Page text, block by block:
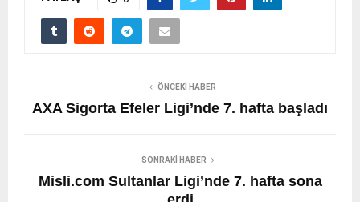
ÖNCEKI HABER
AXA Sigorta Efeler Ligi’nde 7. hafta başladı
SONRAKI HABER
Misli.com Sultanlar Ligi’nde 7. hafta sona